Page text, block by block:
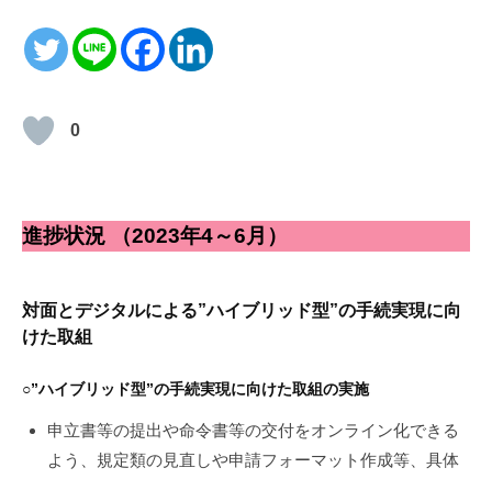
0
進捗状況 （2023年4～6月）
対面とデジタルによる”ハイブリッド型”の手続実現に向
けた取組
○”ハイブリッド型”の手続実現に向けた取組の実施
申立書等の提出や命令書等の交付をオンライン化できる
よう、規定類の見直しや申請フォーマット作成等、具体